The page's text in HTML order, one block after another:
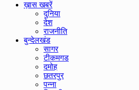
ख़ास खबरें
दुनिया
देश
राजनीति
बुन्देलखंड
सागर
टीकमगड
दमोह
छतरपुर
पन्ना